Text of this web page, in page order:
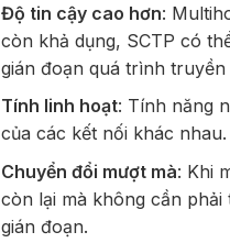
Độ tin cậy cao hơn:
còn khả dụng, SCTP có
gián đoạn quá trình truyền
Tính linh hoạt: Tính năng
của các kết nối khác
Chuyển đổi mượt mà: Khi
còn lại mà không cần
gián đoạn.